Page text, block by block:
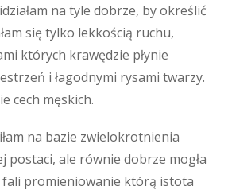
na tyle dobrze, by określić
się tylko lekkością ruchu,
których krawędzie płynie
i łagodnymi rysami twarzy.
cech męskich.
na bazie zwielokrotnienia
postaci, ale równie dobrze mogła
fali promieniowanie którą istota